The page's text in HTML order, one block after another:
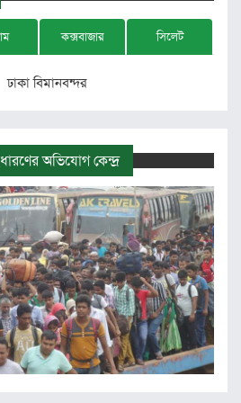
কক্সবাজার সিলেট
অভিযোগ কেন্দ্র